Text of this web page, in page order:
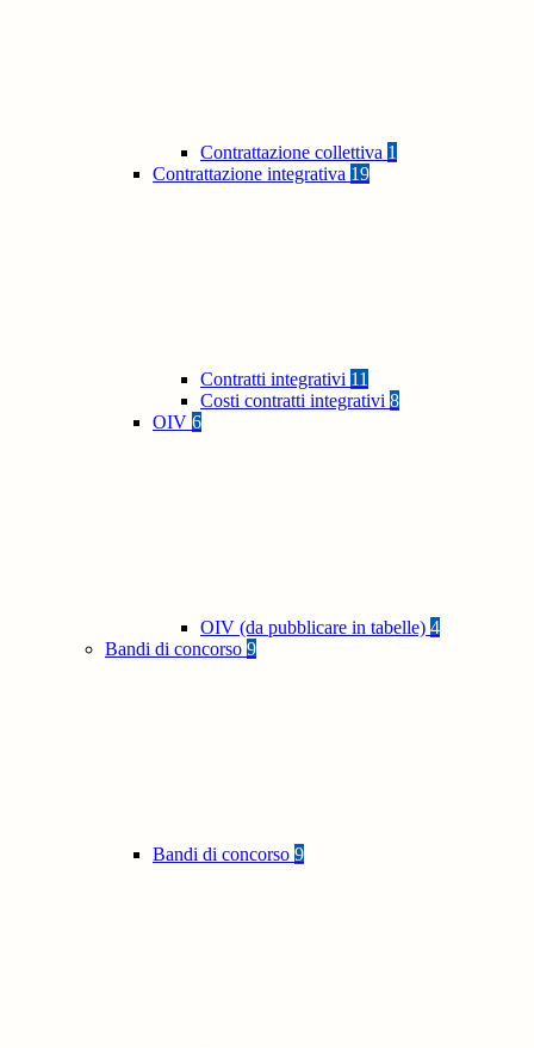
Contrattazione collettiva 1
Contrattazione integrativa 19
Contratti integrativi 11
Costi contratti integrativi 8
OIV 6
OIV (da pubblicare in tabelle) 4
Bandi di concorso 9
Bandi di concorso 9